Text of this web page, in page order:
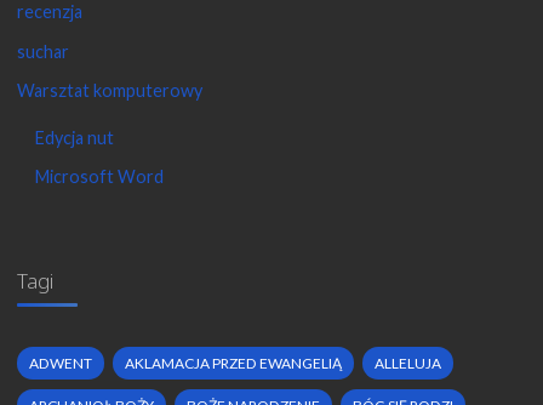
recenzja
suchar
Warsztat komputerowy
Edycja nut
Microsoft Word
Tagi
ADWENT AKLAMACJA PRZED EWANGELIĄ ALLELUJA